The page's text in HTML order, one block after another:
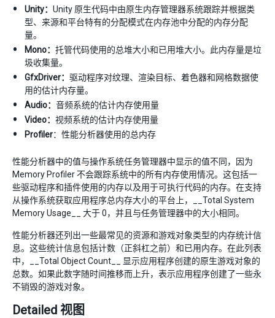
Unity： Unity 原生代码中由原生内存管理器系统跟踪并根据类
型、来源和平台特有的分配模式在内存池中分配的内存分配
量。
Mono： 托管代码使用的总堆大小和已用堆大小。此内存量是垃
圾收集量。
GfxDriver： 驱动程序对纹理、渲染目标、着色器和网格数据使
用的估计内存量。
Audio： 音频系统的估计内存使用量
Video： 视频系统的估计内存使用量
Profiler：性能分析器使用的总内存
性能分析器中的值与操作系统任务管理器中显示的值不同，因为
Memory Profiler 不会跟踪系统中的所有内存使用情况。这包括一
些驱动程序和插件使用的内存以及用于可执行代码的内存。在支持
从操作系统获取应用程序总内存大小的平台上，__Total System
Memory Usage__ 大于 0，并且与任务管理器中的大小相同。
性能分析器还列出一些最常见的资源和游戏对象类型的内存统计信
息。这些统计信息包括计数（正斜杠之前）和已用内存。在此列表
中，__Total Object Count__ 显示应用程序创建的原生游戏对象的
总数。如果此数字随时间推移而上升，表示应用程序创建了一些永
不销毁的游戏对象。
Detailed 视图